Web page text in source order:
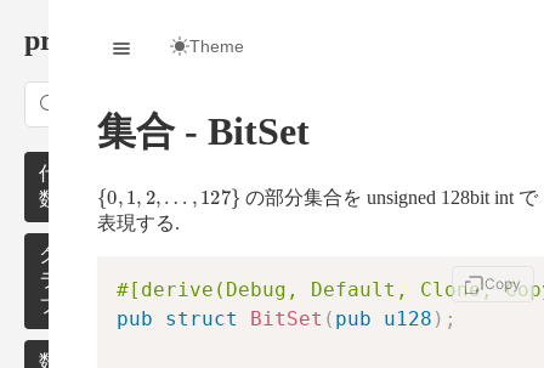
procon/
代
数
モ
ノ
イ
ド
グ
ラ
フ
最
数
Theme
集合 - BitSet
{0 1 2, 127}
の部分集合を unsigned 128bit int で
表現する.
#[derive(Debug, Default, Clone,
pub
struct BitSet ( pub u128 ) ;
Copy